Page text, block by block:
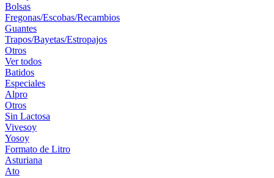
Bolsas
Fregonas/Escobas/Recambios
Guantes
Trapos/Bayetas/Estropajos
Otros
Ver todos
Batidos
Especiales
Alpro
Otros
Sin Lactosa
Vivesoy
Yosoy
Formato de Litro
Asturiana
Ato